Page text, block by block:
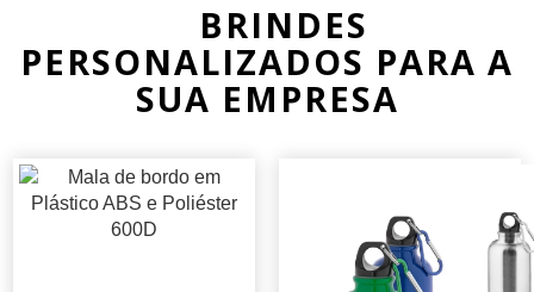
BRINDES
PERSONALIZADOS PARA A
SUA EMPRESA